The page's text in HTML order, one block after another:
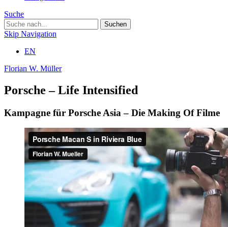
Suche
Skip Navigation
EN
Florian W. Müller
Porsche – Life Intensified
Kampagne für Porsche Asia – Die Making Of Filme